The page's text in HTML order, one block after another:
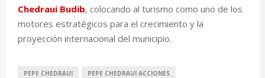
Chedraui Budib, colocando al turismo como uno de los
motores estratégicos para el crecimiento y la
proyección internacional del municipio.
PEPE CHEDRAUI PEPE CHEDRAUI ACCIONES